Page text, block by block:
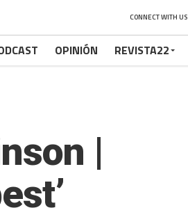
CONNECT WITH US
OPINIÓN REVISTA22
|